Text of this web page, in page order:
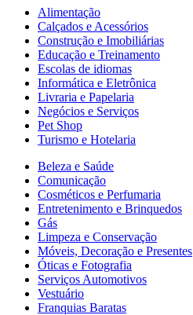
Alimentação
Calçados e Acessórios
Construção e Imobiliárias
Educação e Treinamento
Escolas de idiomas
Informática e Eletrônica
Livraria e Papelaria
Negócios e Serviços
Pet Shop
Turismo e Hotelaria
Beleza e Saúde
Comunicação
Cosméticos e Perfumaria
Entretenimento e Brinquedos
Gás
Limpeza e Conservação
Móveis, Decoração e Presentes
Óticas e Fotografia
Serviços Automotivos
Vestuário
Franquias Baratas